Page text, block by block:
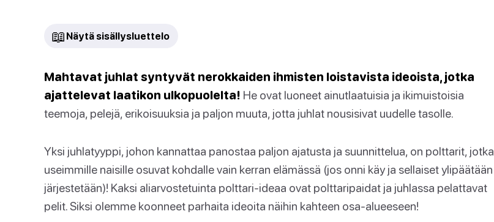
📖 Näytä sisällysluettelo
Mahtavat juhlat syntyvät nerokkaiden ihmisten loistavista ideoista, jotka
ajattelevat laatikon ulkopuolelta! He ovat luoneet ainutlaatuisia ja ikimuistoisia
teemoja, pelejä, erikoisuuksia ja paljon muuta, jotta juhlat nousisivat uudelle tasolle.
Yksi juhlatyyppi, johon kannattaa panostaa paljon ajatusta ja suunnittelua, on polttarit, jotka
useimmille naisille osuvat kohdalle vain kerran elämässä (jos onni käy ja sellaiset ylipäätään
järjestetään)! Kaksi aliarvostetuinta polttari-ideaa ovat polttaripaidat ja juhlassa pelattavat
pelit. Siksi olemme koonneet parhaita ideoita näihin kahteen osa-alueeseen!